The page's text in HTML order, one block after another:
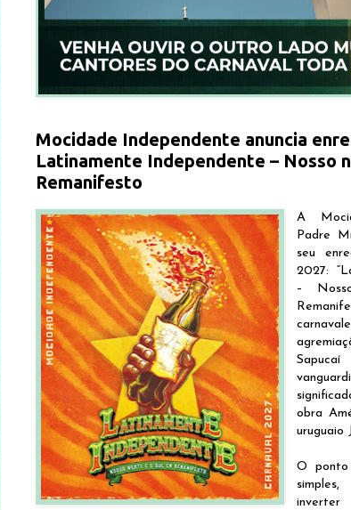
Mocidade Independente anuncia
Latinamente Independente – Nosso
Remanifesto
A
Padre
seu
2027:
–
obra
uruguaio
O